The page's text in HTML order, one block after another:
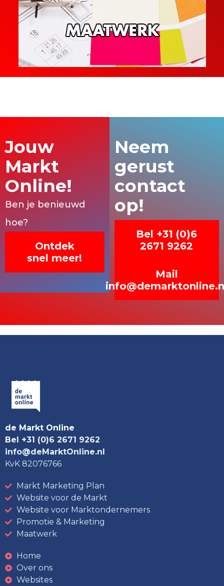
Jouw
Markt
Online!
Ben je benieuwd
hoe?
Ontdek
snel meer!
Neem
gerust
contact
op!
Bel +31 (0)6
2671 9262
Mail
de Markt Online
Bel +31 (0)6 2671 9262
info@deMarktOnline.nl
KvK 82076766
Markt Marketing Plan
Website voor de Markt
Website voor Marktondernemers
Promotie & Marketing
Maatwerk
Home
Over ons
Websites